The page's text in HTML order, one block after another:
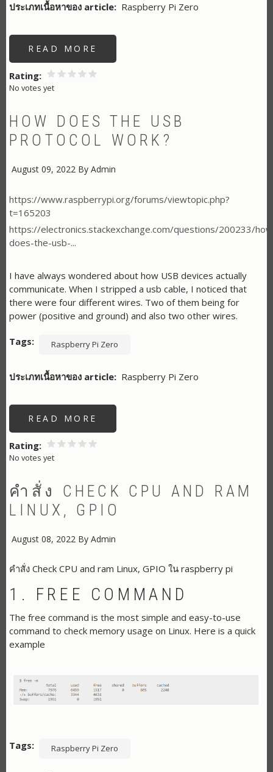
ประเภทเนื้อหาของ article Raspberry Pi Zero
READ MORE
TO
AND
WRITING
Rating
No votes yet
HOW DOES THE USB
PROTOCOL WORK?
August 09, 2022 By Admin
https://www.raspberrypi.org/forums/viewtopic.php?
t=165203
https://electronics.stackexchange.com/questions/200233/
does-the-usb-...
I have always wondered about how USB devices actually
communicate. When I stripped a usb cable, I noticed that
there were four different wires. Two of them being for
power (positive and ground) and also two other wires.
Tags Raspberry Pi Zero
ประเภทเนื้อหาของ article Raspberry Pi Zero
READ MORE
DOES
Rating
No votes yet
คำสั่ง CHECK CPU AND RAM
LINUX, GPIO
August 08, 2022 By Admin
คำสั่ง Check CPU and ram Linux, GPIO ใน raspberry pi
1. FREE COMMAND
The free command is the most simple and easy-to-use
command to check memory usage on Linux. Here is a quick
example
Tags Raspberry Pi Zero